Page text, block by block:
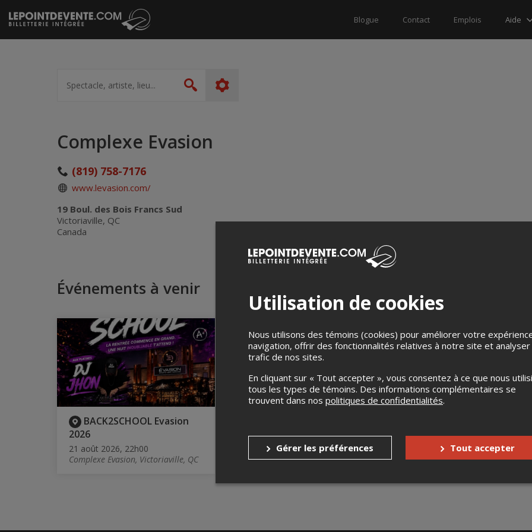
Passer
au
contenu
Blogue Contact Emplois Aide
artiste,
lieu...
Rechercher
Complexe Evasion
(819) 758-7176
www.levasion.com/
19 Boul. des Bois Francs Sud
Victoriaville, QC
Canada
Événements à venir
BACK2SCHOOL Evasion
2026
21 août 2026, 22h00
Complexe Evasion, Victoriaville, QC
7 novembre 2026, 20h00
Complexe Evasion, Victoriaville, QC
Utilisation de cookies
Nous utilisons des témoins (cookies) pour améliorer votre
navigation, offrir des fonctionnalités relatives à notre site et analyser
trafic de nos sites.
En cliquant sur « Tout accepter », vous consentez à ce que nous
tous les types de témoins. Des informations complémentaires se
trouvent dans nos politiques de confidentialités.
Gérer les préférences Tout accepter